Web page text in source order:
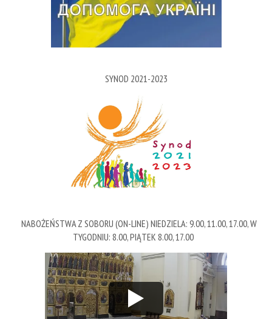
SYNOD 2021-2023
NABOŻEŃSTWA Z SOBORU (ON-LINE) NIEDZIELA: 9.00, 11.00, 17.00, W
TYGODNIU: 8.00, PIĄTEK 8.00, 17.00